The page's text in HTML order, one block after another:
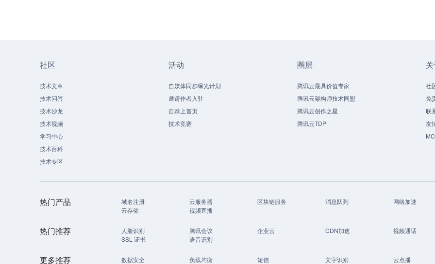
社区
技术文章
技术问答
技术沙龙
技术视频
学习中心
技术百科
技术专区
活动
自媒体同步曝光计划
邀请作者入驻
自荐上首页
技术竞赛
圈层
腾讯云最具价值专家
腾讯云架构师技术同盟
腾讯云创作之星
腾讯云TDP
社
免
联
友
热门产品 域名注册 云服务器 区块链服务 消息队列
网络加速
云存储
视频直播
热门推荐 人脸识别 腾讯会议 企业云 CDN加速
视频通话
SSL 证书
语音识别
更多推荐 数据安全 负载均衡 短信 文字识别 云点播